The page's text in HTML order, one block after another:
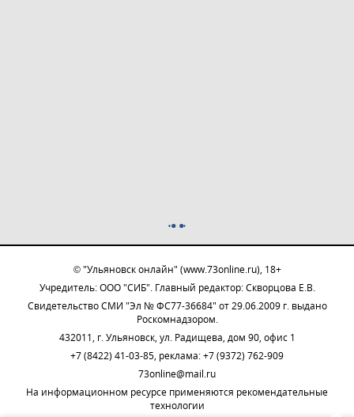
© "Ульяновск онлайн" (www.73online.ru), 18+
Учредитель: ООО "СИБ". Главный редактор: Скворцова Е.В.
Свидетельство СМИ "Эл № ФС77-36684" от 29.06.2009 г. выдано
Роскомнадзором.
432011, г. Ульяновск, ул. Радищева, дом 90, офис 1
+7 (8422) 41-03-85, реклама: +7 (9372) 762-909
73online@mail.ru
На информационном ресурсе применяются рекомендательные
технологии